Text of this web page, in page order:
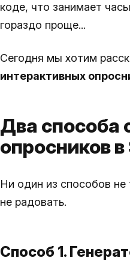
коде, что занимает
гораздо проще...
Сегодня мы хотим
интерактивных
Два способа
опросников
Ни один из способов
не радовать.
Способ 1.